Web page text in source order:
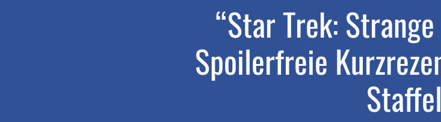
“Star Trek:
Spoilerfreie
Staffel